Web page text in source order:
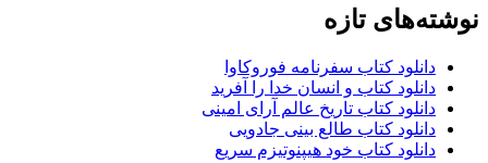
نوشته‌های تازه
دانلود کتاب سفرنامه فوروکاوا
دانلود کتاب و انسان خدا را آفرید
دانلود کتاب تاریخ عالم آرای امینی
دانلود کتاب طالع بینی جادویی
دانلود کتاب خود هیپنوتیزم سریع